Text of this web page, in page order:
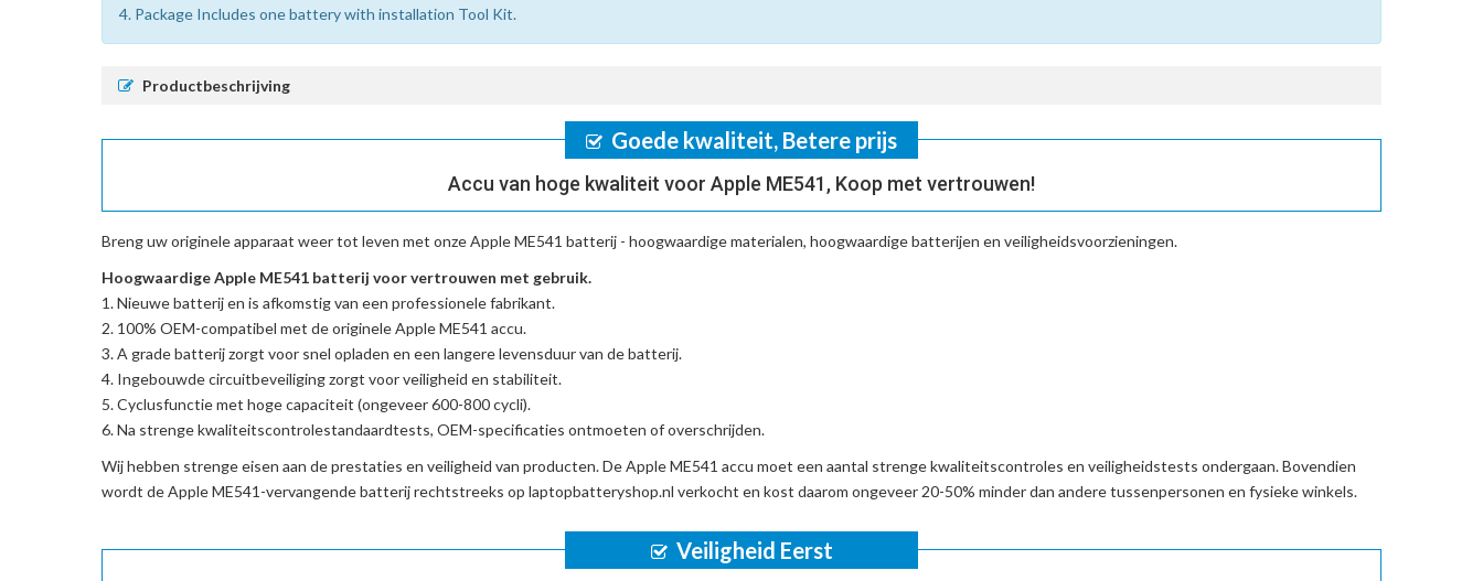
4. Package Includes one battery with installation Tool Kit.
Productbeschrijving
Goede kwaliteit, Betere prijs
Accu van hoge kwaliteit voor Apple ME541, Koop met vertrouwen!
Breng uw originele apparaat weer tot leven met onzeApple ME541 batterij - hoogwaardige materialen, hoogwaardige batterijen en veiligheidsvoorzieningen.
Hoogwaardige Apple ME541 batterij voor vertrouwen met gebruik.
Nieuwe batterij en is afkomstig van een professionele fabrikant.
100% OEM-compatibel met deoriginele Apple ME541 accu.
A grade batterij zorgt voor snel opladen en een langere levensduur van de batterij.
Ingebouwde circuitbeveiliging zorgt voor veiligheid en stabiliteit.
Cyclusfunctie met hoge capaciteit (ongeveer 600-800 cycli).
Na strenge kwaliteitscontrolestandaardtests, OEM-specificaties ontmoeten of overschrijden.
Wij hebben strenge eisen aan de prestaties en veiligheid van producten. DeApple ME541 accu moet een aantal strenge kwaliteitscontroles en veiligheidstests ondergaan. Bovendien
wordt deApple ME541-vervangende batterijrechtstreeks op laptopbatteryshop.nl verkocht en kost daarom ongeveer 20-50% minder dan andere tussenpersonen en fysieke winkels.
Veiligheid Eerst